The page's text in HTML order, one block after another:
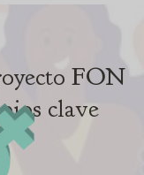
FON
clave